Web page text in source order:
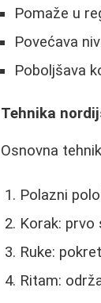
Pomaže u
Povećava
Poboljšava
Tehnika
Osnovna
Polazni
Korak:
Ruke:
Ritam: